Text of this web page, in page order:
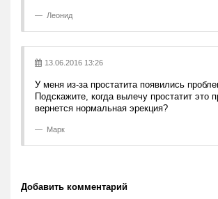
Леонид
13.06.2016 13:26
У меня из-за простатита появились
Подскажите, когда вылечу простатит это
вернется нормальная эрекция?
Марк
Добавить комментарий